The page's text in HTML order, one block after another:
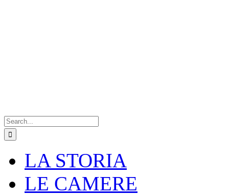
for:
LA STORIA
LE CAMERE